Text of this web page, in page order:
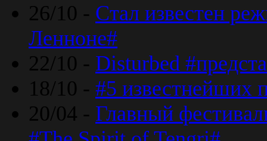
26/10 - Стал известен
Ленноне#
22/10 - Disturbed
18/10 - #5 известнейших
20/04 - Главный